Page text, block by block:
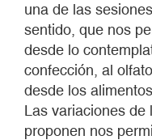
una de las
sentido, que nos
desde lo
confección, al
desde los
Las variaciones de
proponen nos